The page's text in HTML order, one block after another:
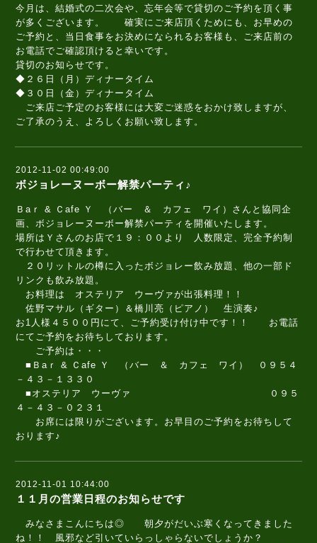
今月は、結婚式の二次会や、忘年会等で貸切のご予約を頂く事
が多くございます。 確実にご来店頂くためにも、お早めの
ご予約と、当日食事をお決めになられるお客様も、ご来店前の
お電話でご確認頂けると幸いです。
貸切のお知らせです。
◆２６日（月）ディナータイム
◆３０日（金）ディナータイム
ご来店ご予定のお客様には大変ご迷惑をおかけ致しますが、
ご了承のうえ、よろしくお願い致します。
2012-11-02 00:49:00
ボジョレーヌーボー解禁パーティ♪
Ｂaｒ & Ｃafe Ｙ （バー ＆ カフェ ワイ）さんと協同企
画、ボジョレーヌーボー解禁パーティを開催いたします。
場所はＹさんのお店で１９：００より 人数限定、完全予約制
で行わせて頂きます。
２０リットルの樽に入ったボジョレー飲み放題、他の一部ド
リンクも飲み放題。
お料理は オステリア ウーヴァが出張料理！！
佐野マサル（ギター）＆橋川亮（ピアノ） 生演奏♪
お1人様４５００円にて、ご予約受け付け中です！！ お電話
にてご予約をお待ちしております。
ご予約は・・・
■Ｂaｒ & Ｃafe Ｙ （バー ＆ カフェ ワイ） ０９５４
－４３－１３３０
■オステリア ウーヴァ ０９５
４－４３－０２３１
お席には限りがございます。お早目のご予約をお待ちして
おります♪
2012-11-01 10:44:00
１１月の営業日程のお知らせです
みなさまこんにちは◎ 朝夕がだいぶ寒くなってきました
ね！！ 風邪など引いていらっしゃらないでしょうか？